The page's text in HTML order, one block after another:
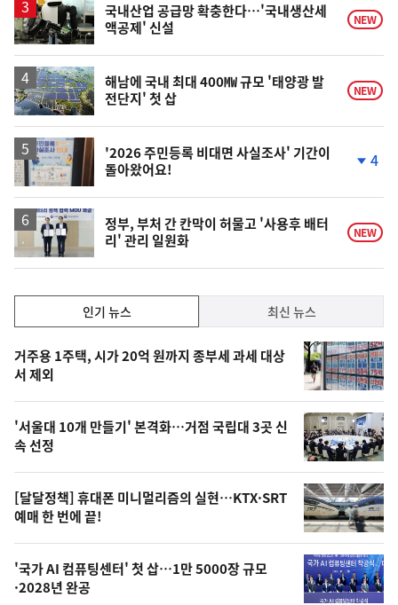
국내산업 공급망 확충한다…'국내생산세
액공제' 신설
NEW
해남에 국내 최대 400㎿ 규모 '태양광 발
전단지' 첫 삽
NEW
'2026 주민등록 비대면 사실조사' 기간이
돌아왔어요!
하
락
4
정부, 부처 간 칸막이 허물고 '사용후 배터
리' 관리 일원화
NEW
기,
최
신,
오
늘
의
영
상
오
인기 뉴스 최신 뉴스
기
뉴
스
거주용 1주택, 시가 20억 원까지 종부세 과세 대상
서 제외
'서울대 10개 만들기' 본격화…거점 국립대 3곳 신
속 선정
[달달정책] 휴대폰 미니멀리즘의 실현…KTX·SRT
예매 한 번에 끝!
'국가 AI 컴퓨팅센터' 첫 삽…1만 5000장 규모
·2028년 완공